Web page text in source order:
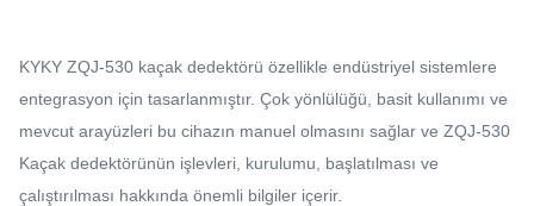
KYKY ZQJ-530 kaçak dedektörü özellikle endüstriyel sistemlere
entegrasyon için tasarlanmıştır. Çok yönlülüğü, basit kullanımı ve
mevcut arayüzleri bu cihazın manuel olmasını sağlar ve ZQJ-530
Kaçak dedektörünün işlevleri, kurulumu, başlatılması ve
çalıştırılması hakkında önemli bilgiler içerir.